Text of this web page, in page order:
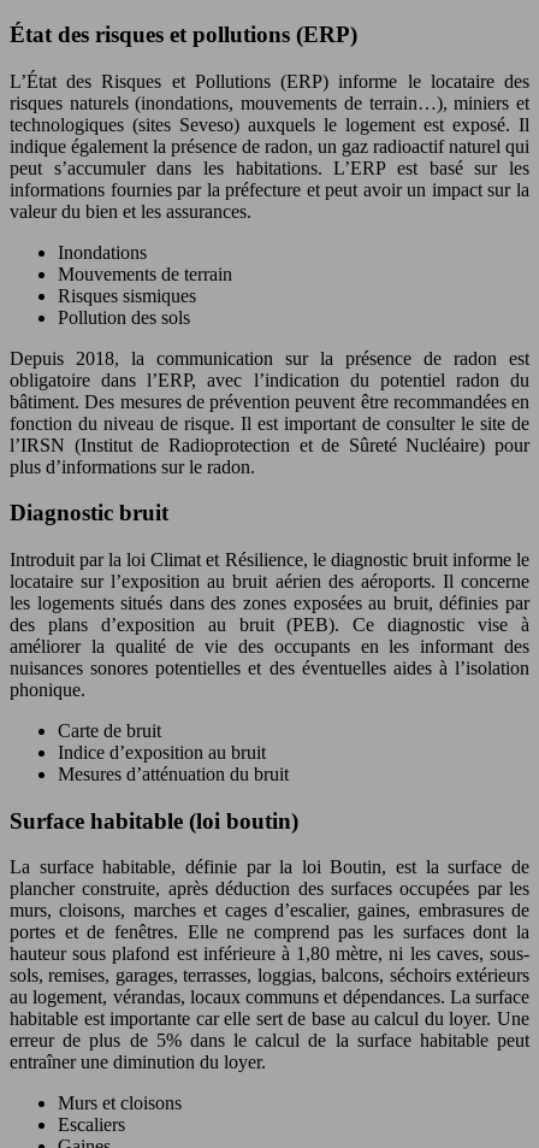
État des risques et pollutions (ERP)
L’État des Risques et Pollutions (ERP) informe le locataire des
risques naturels (inondations, mouvements de terrain…), miniers et
technologiques (sites Seveso) auxquels le logement est exposé. Il
indique également la présence de radon, un gaz radioactif naturel qui
peut s’accumuler dans les habitations. L’ERP est basé sur les
informations fournies par la préfecture et peut avoir un impact sur la
valeur du bien et les assurances.
Inondations
Mouvements de terrain
Risques sismiques
Pollution des sols
Depuis 2018, la communication sur la présence de radon est
obligatoire dans l’ERP, avec l’indication du potentiel radon du
bâtiment. Des mesures de prévention peuvent être recommandées en
fonction du niveau de risque. Il est important de consulter le site de
l’IRSN (Institut de Radioprotection et de Sûreté Nucléaire) pour
plus d’informations sur le radon.
Diagnostic bruit
Introduit par la loi Climat et Résilience, le diagnostic bruit informe le
locataire sur l’exposition au bruit aérien des aéroports. Il concerne
les logements situés dans des zones exposées au bruit, définies par
des plans d’exposition au bruit (PEB). Ce diagnostic vise à
améliorer la qualité de vie des occupants en les informant des
nuisances sonores potentielles et des éventuelles aides à l’isolation
phonique.
Carte de bruit
Indice d’exposition au bruit
Mesures d’atténuation du bruit
Surface habitable (loi boutin)
La surface habitable, définie par la loi Boutin, est la surface de
plancher construite, après déduction des surfaces occupées par les
murs, cloisons, marches et cages d’escalier, gaines, embrasures de
portes et de fenêtres. Elle ne comprend pas les surfaces dont la
hauteur sous plafond est inférieure à 1,80 mètre, ni les caves, sous-
sols, remises, garages, terrasses, loggias, balcons, séchoirs extérieurs
au logement, vérandas, locaux communs et dépendances. La surface
habitable est importante car elle sert de base au calcul du loyer. Une
erreur de plus de 5% dans le calcul de la surface habitable peut
entraîner une diminution du loyer.
Murs et cloisons
Escaliers